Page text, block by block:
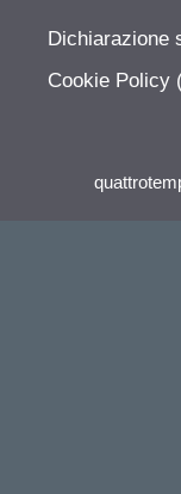
Dichiarazione
Cookie Policy